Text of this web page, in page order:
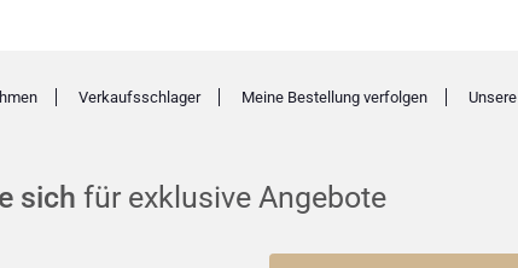
sich für exklusive Angebote
Verkaufsschlager Meine Bestellung verfolgen